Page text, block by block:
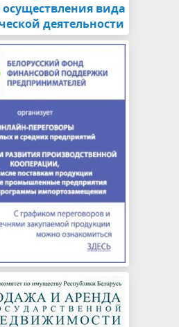
вида
деятельности